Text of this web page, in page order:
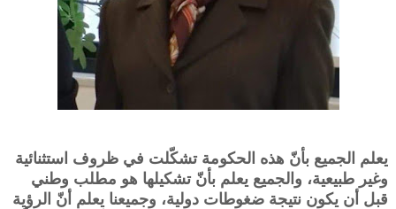
يعلم الجميع بأنّ هذه الحكومة تشكّلت في ظروف استثنائية
وغير طبيعية، والجميع يعلم بأنّ تشكيلها هو مطلب وطني
قبل أن يكون نتيجة ضغوطات دولية، وجميعنا يعلم أنّ الرؤية